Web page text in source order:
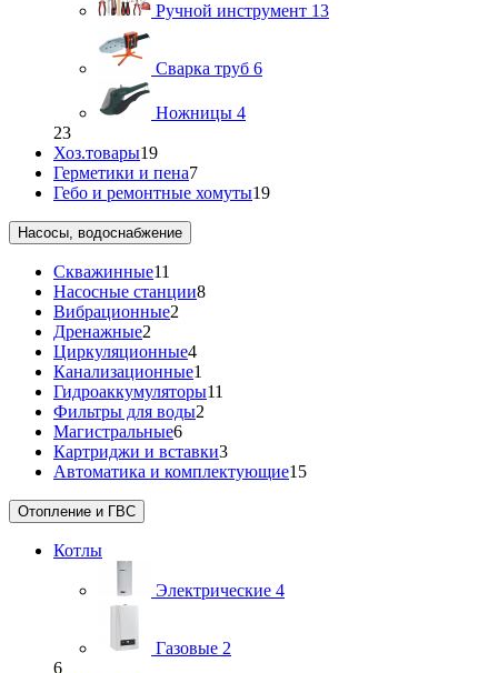
Ручной инструмент 13
Сварка труб 6
Ножницы 4
23
Хоз.товары19
Герметики и пена7
Гебо и ремонтные хомуты19
Насосы, водоснабжение
Скважинные11
Насосные станции8
Вибрационные2
Дренажные2
Циркуляционные4
Канализационные1
Гидроаккумуляторы11
Фильтры для воды2
Магистральные6
Картриджи и вставки3
Автоматика и комплектующие15
Отопление и ГВС
Котлы
Электрические 4
Газовые 2
6